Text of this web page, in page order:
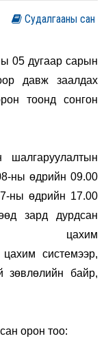
05 дугаар сарын
давж заалдах
тоонд сонгон
ны өдрийн 09.00
ны өдрийн 17.00
зард дурдсан
цахим
системээр,
зөвлөлийн байр,
орон тоо:
Судалгааны сан